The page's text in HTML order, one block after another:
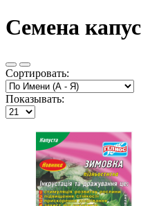
Семена
Сортировать:
Показывать: